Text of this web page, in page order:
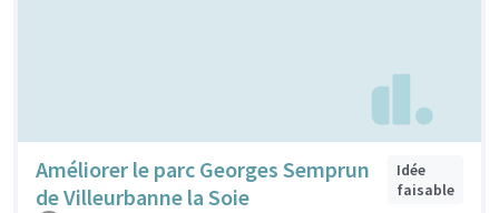
Améliorer le parc Georges Semprun
de Villeurbanne la Soie
Idée
faisable